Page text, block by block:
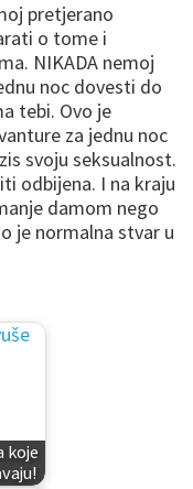
pretjerano
o tome i
NIKADA nemoj
noc dovesti do
tebi. Ovo je
za jednu noc
svoju seksualnost.
odbijena. I na kraju
damom nego
je normalna stvar u
koje